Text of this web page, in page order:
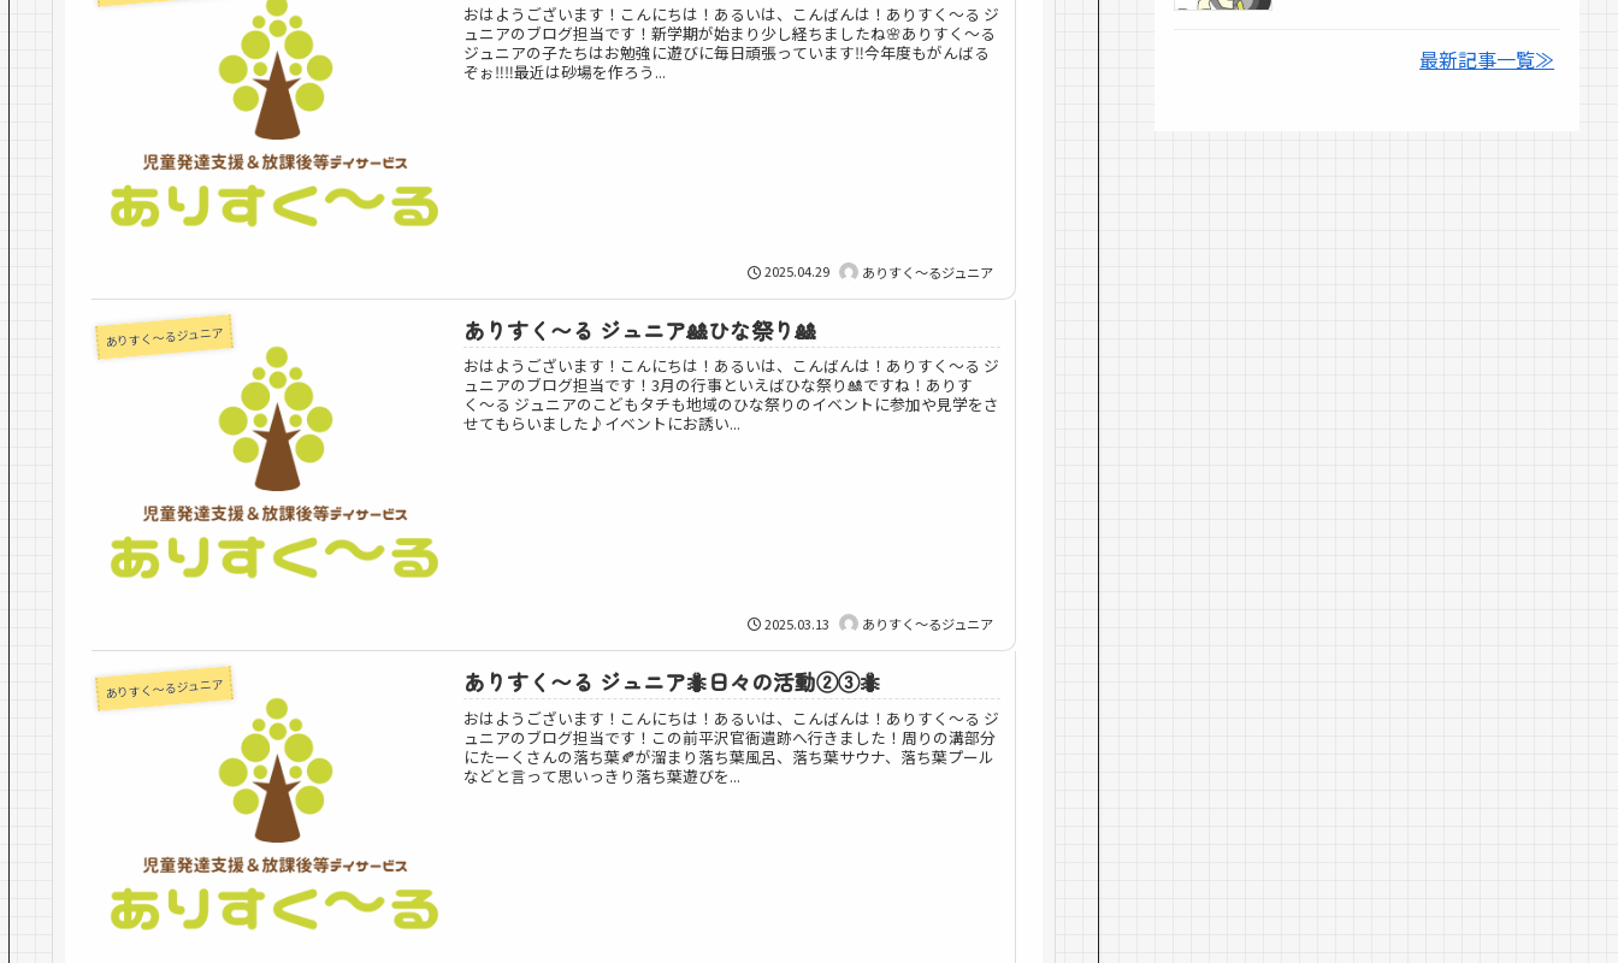
おはようございます！こんにちは！あるいは、こんばんは！ありすく～る ジ
ュニアのブログ担当です！新学期が始まり少し経ちましたね🌸ありすく〜る
ジュニアの子たちはお勉強に遊びに毎日頑張っています‼️今年度もがんばる
ぞぉ‼️‼️最近は砂場を作ろう...
2025.04.29 ありすく～るジュニア
ありすく～るジュニア ありすく〜る ジュニア🎎ひな祭り🎎
おはようございます！こんにちは！あるいは、こんばんは！ありすく～る ジ
ュニアのブログ担当です！3月の行事といえばひな祭り🎎ですね！ありす
く〜る ジュニアのこどもタチも地域のひな祭りのイベントに参加や見学をさ
せてもらいました♪イベントにお誘い...
2025.03.13 ありすく～るジュニア
ありすく～るジュニア ありすく〜る ジュニア🐜日々の活動②③🐜
おはようございます！こんにちは！あるいは、こんばんは！ありすく～る ジ
ュニアのブログ担当です！この前平沢官衙遺跡へ行きました！周りの溝部分
にたーくさんの落ち葉🍂が溜まり落ち葉風呂、落ち葉サウナ、落ち葉プール
などと言って思いっきり落ち葉遊びを...
最新記事一覧≫